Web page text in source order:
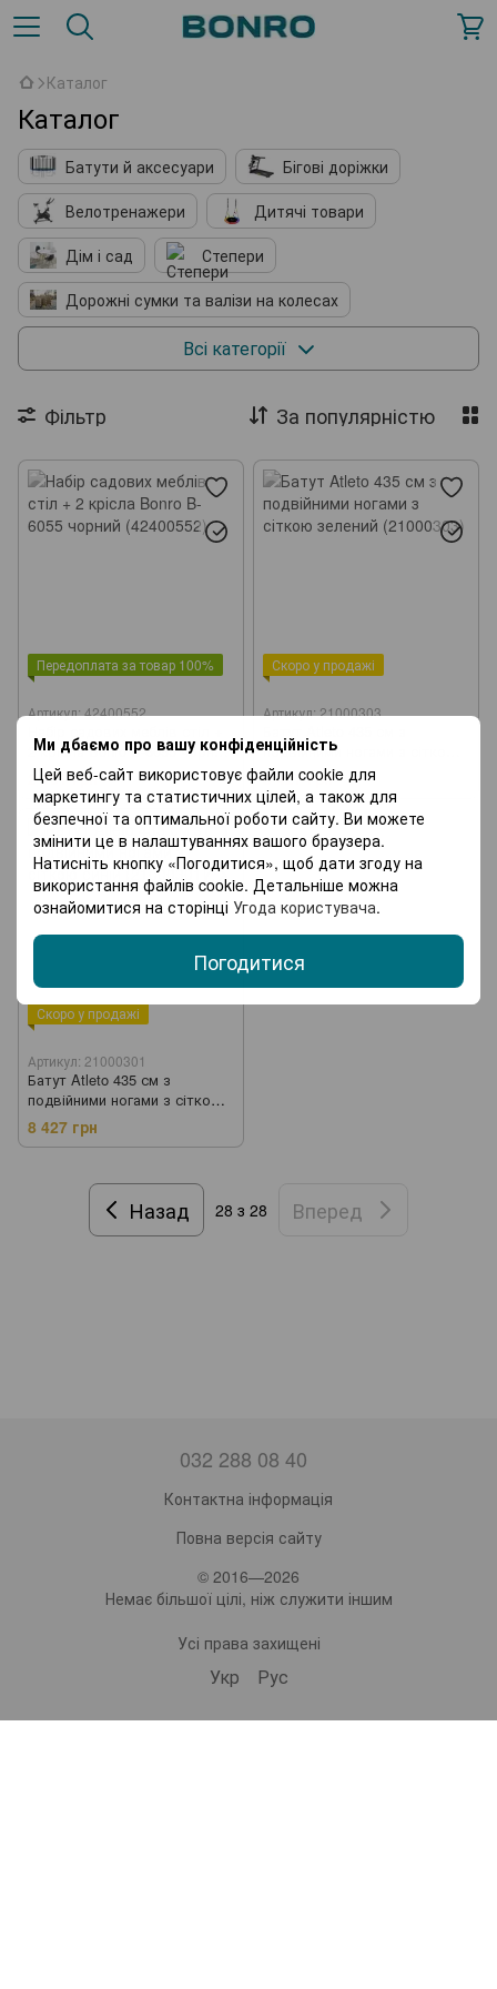
Ми дбаємо про вашу конфіденційність
Цей веб-сайт використовує файли cookie для
маркетингу та статистичних цілей, а також для
безпечної та оптимальної роботи сайту. Ви можете
змінити це в налаштуваннях вашого браузера.
Натисніть кнопку «Погодитися», щоб дати згоду на
використання файлів cookie. Детальніше можна
ознайомитися на сторінці Угода користувача.
Погодитися
Каталог
Каталог
Батути й аксесуари
Бігові доріжки
Велотренажери
Дитячі товари
Дім і сад
Степери
Дорожні сумки та валізи на колесах
Печі-каміни
Всі категорії
Фільтр За популярністю
Передоплата за товар 100%
Артикул: 42400552
2 крісла Bonro B-6055 чорний
(42400552)
2 151 грн
Скоро у продажі
Артикул: 21000303
подвійними ногами з сіткою
зелений (21000303)
8 427 грн
Скоро у продажі
Артикул: 21000301
Батут Atleto 435 см з
подвійними ногами з сіткою
синій (21000301)
8 427 грн
Назад 28 з 28 Вперед
032 288 08 40
Контактна інформація
Повна версія сайту
© 2016—2026
Немає більшої цілі, ніж служити іншим
Усі права захищені
Укр Рус